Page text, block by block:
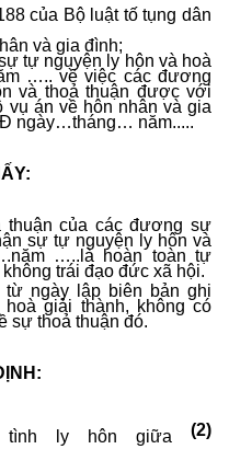
của Bộ luật tố tụng dân
và gia đình;
tự nguyện ly hôn và hoà
….. về việc các đương
và thoả thuận được với
vụ án về hôn nhân và gia
ngày…tháng… năm.....
thuận của các đương sự
sự tự nguyện ly hôn và
…..là hoàn toàn tự
trái đạo đức xã hội.
ngày lập biên bản ghi
giải thành, không có
sự thoả thuận đó.
tình ly hôn giữa (2)